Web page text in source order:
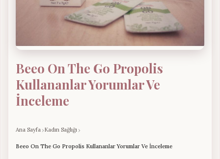
Beeo On The Go Propolis
Kullananlar Yorumlar Ve
İnceleme
Ana Sayfa Kadın Sağlığı
Beeo On The Go Propolis Kullananlar Yorumlar Ve İnceleme